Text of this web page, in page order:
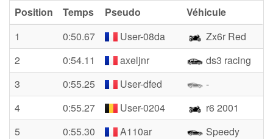
Position Temps Pseudo
Véhicule
1
0:50.67 User-08da
Zx6r Red
2
0:54.11 axeljnr
ds3 racing
3
0:55.25 User-dfed
-
4
0:55.27 User-0204
r6 2001
5
0:55.30 A110ar
Speedy